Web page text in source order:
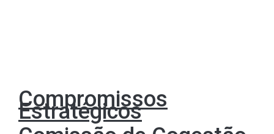
Compromissos
Estratégicos